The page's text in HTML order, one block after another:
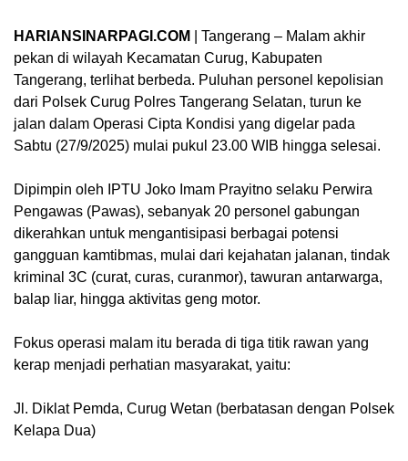
HARIANSINARPAGI.COM
| Tangerang – Malam akhir
pekan di wilayah Kecamatan Curug, Kabupaten
Tangerang, terlihat berbeda. Puluhan personel kepolisian
dari Polsek Curug Polres Tangerang Selatan, turun ke
jalan dalam Operasi Cipta Kondisi yang digelar pada
Sabtu (27/9/2025) mulai pukul 23.00 WIB hingga selesai.
Dipimpin oleh IPTU Joko Imam Prayitno selaku Perwira
Pengawas (Pawas), sebanyak 20 personel gabungan
dikerahkan untuk mengantisipasi berbagai potensi
gangguan kamtibmas, mulai dari kejahatan jalanan, tindak
kriminal 3C (curat, curas, curanmor), tawuran antarwarga,
balap liar, hingga aktivitas geng motor.
Fokus operasi malam itu berada di tiga titik rawan yang
kerap menjadi perhatian masyarakat, yaitu:
Jl. Diklat Pemda, Curug Wetan (berbatasan dengan Polsek
Kelapa Dua)